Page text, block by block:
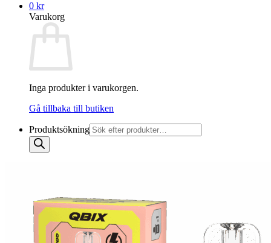
0 kr
Varukorg
Inga produkter i varukorgen.
Gå tillbaka till butiken
Produktsökning